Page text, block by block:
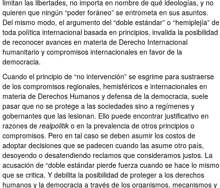
limitan las libertades, no importa en nombre de qué ideologías, y no
quieren que ningún “poder foráneo” se entrometa en sus asuntos.
Del mismo modo, el argumento del “doble estándar” o “hemiplejía” de
toda política internacional basada en principios, invalida la posibilidad
de reconocer avances en materia de Derecho Internacional
humanitario y compromisos internacionales en favor de la
democracia.
Cuando el principio de “no intervención” se esgrime para sustraerse
de los compromisos regionales, hemisféricos e internacionales en
materia de Derechos Humanos y defensa de la democracia, suele
pasar que no se protege a las sociedades sino a regímenes y
gobernantes que las lesionan. Ello puede encontrar justificativo en
razones de realpolitiko en la prevalencia de otros principios o
compromisos. Pero en tal caso se deben asumir los costos de
adoptar decisiones que se padecen cuando las asume otro país,
desoyendo o desatendiendo reclamos que consideramos justos. La
acusación de “doble estándar pierde fuerza cuando se hace lo mismo
que se critica. Y debilita la posibilidad de proteger a los derechos
humanos y la democracia a través de los organismos, mecanismos y